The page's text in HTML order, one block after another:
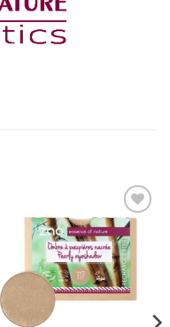
Añadir
a la
lista de
deseos